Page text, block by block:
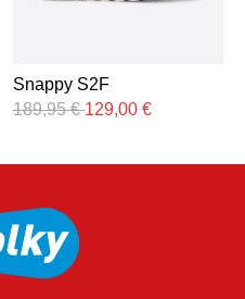
Snappy S2F
189,95€ 129,00 €